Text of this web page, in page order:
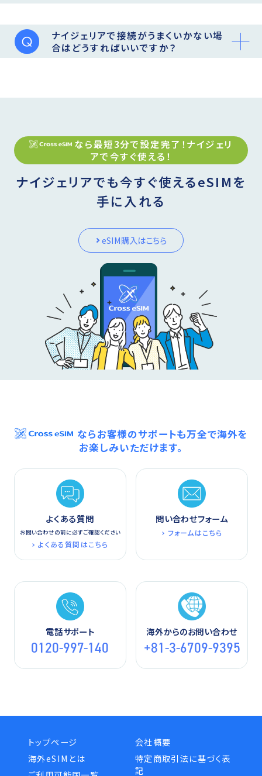
ナイジェリアで接続がうまくいかない場
合はどうすればいいですか？
なら最短3分で設定完了！ナイジェリ
アで今すぐ使える！
ナイジェリアでも今すぐ使えるeSIMを
手に入れる
eSIM購入はこちら
ならお客様のサポートも万全で海外を
お楽しみいただけます。
よくある質問
お問い合わせの前に必ずご確認ください
よくある質問はこちら
問い合わせフォーム
フォームはこちら
電話サポート
0120-997-140
海外からのお問い合わせ
+81-3-6709-9395
トップページ
海外eSIMとは
会社概要
特定商取引法に基づく表
記